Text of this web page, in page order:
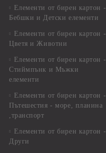
Елементи от бирен картон -
Бебшки и Детски елементи
Елементи от бирен картон -
Цветя и Животни
Елементи от бирен картон -
Стиймпънк и Мъжки
елементи
Елементи от бирен картон -
Пътешестия - море, планина
,транспорт
Елементи от бирен картон -
Други